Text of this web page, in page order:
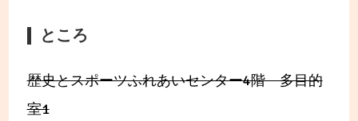
ところ
歴史とスポーツふれあいセンター4階 多目的
室1